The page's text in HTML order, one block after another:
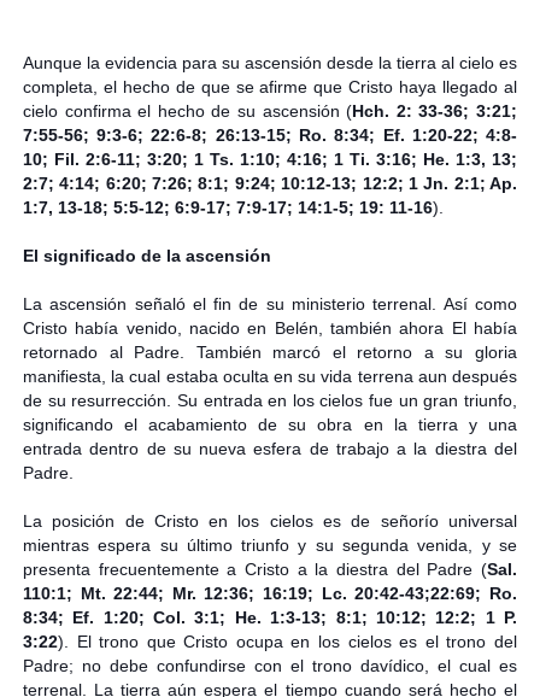
Aunque la evidencia para su ascensión desde la tierra al cielo es
completa, el hecho de que se afirme que Cristo haya llegado al
cielo confirma el hecho de su ascensión (Hch. 2: 33-36; 3:21;
7:55-56; 9:3-6; 22:6-8; 26:13-15; Ro. 8:34; Ef. 1:20-22; 4:8-
10; Fil. 2:6-11; 3:20; 1 Ts. 1:10; 4:16; 1 Ti. 3:16; He. 1:3, 13;
2:7; 4:14; 6:20; 7:26; 8:1; 9:24; 10:12-13; 12:2; 1 Jn. 2:1; Ap.
1:7, 13-18; 5:5-12; 6:9-17; 7:9-17; 14:1-5; 19: 11-16).
El significado de la ascensión
La ascensión señaló el fin de su ministerio terrenal. Así como
Cristo había venido, nacido en Belén, también ahora El había
retornado al Padre. También marcó el retorno a su gloria
manifiesta, la cual estaba oculta en su vida terrena aun después
de su resurrección. Su entrada en los cielos fue un gran triunfo,
significando el acabamiento de su obra en la tierra y una
entrada dentro de su nueva esfera de trabajo a la diestra del
Padre.
La posición de Cristo en los cielos es de señorío universal
mientras espera su último triunfo y su segunda venida, y se
presenta frecuentemente a Cristo a la diestra del Padre (Sal.
110:1; Mt. 22:44; Mr. 12:36; 16:19; Lc. 20:42-43;22:69; Ro.
8:34; Ef. 1:20; Col. 3:1; He. 1:3-13; 8:1; 10:12; 12:2; 1 P.
3:22). El trono que Cristo ocupa en los cielos es el trono del
Padre; no debe confundirse con el trono davídico, el cual es
terrenal. La tierra aún espera el tiempo cuando será hecho el